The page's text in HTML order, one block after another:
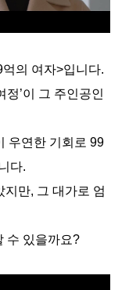
의 여자>입니다.
정’이 그 주인공인
우연한 기회로 99
다.
지만, 그 대가로 엄
수 있을까요?